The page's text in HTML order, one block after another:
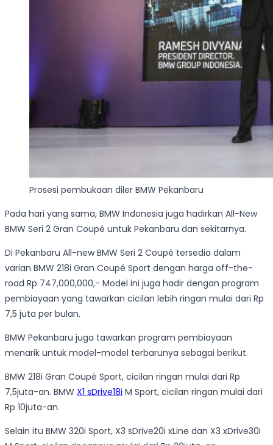
Prosesi pembukaan diler BMW Pekanbaru
Pada hari yang sama, BMW Indonesia juga hadirkan All-New
BMW Seri 2 Gran Coupé untuk Pekanbaru dan sekitarnya.
Di Pekanbaru All-new BMW Seri 2 Coupé tersedia dalam
varian BMW 218i Gran Coupé Sport dengan harga off-the-
road Rp 747,000,000,- Model ini juga hadir dengan program
pembiayaan yang tawarkan cicilan lebih ringan mulai dari Rp
7,5 juta per bulan.
BMW Pekanbaru juga tawarkan program pembiayaan
menarik untuk model-model terbarunya sebagai berikut.
BMW 218i Gran Coupé Sport, cicilan ringan mulai dari Rp
7,5juta-an. BMW X1 sDrive18i M Sport, cicilan ringan mulai dari
Rp 10juta-an.
Selain itu BMW 320i Sport, X3 sDrive20i xLine dan X3 xDrive30i